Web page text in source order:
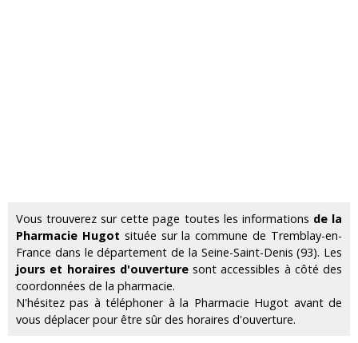
Vous trouverez sur cette page toutes les informations de la
Pharmacie Hugot située sur la commune de Tremblay-en-
France dans le département de la Seine-Saint-Denis (93). Les
jours et horaires d'ouverturesont accessibles à côté des
coordonnées de la pharmacie.
N'hésitez pas à téléphoner à la Pharmacie Hugot avant de
vous déplacer pour être sûr des horaires d'ouverture.